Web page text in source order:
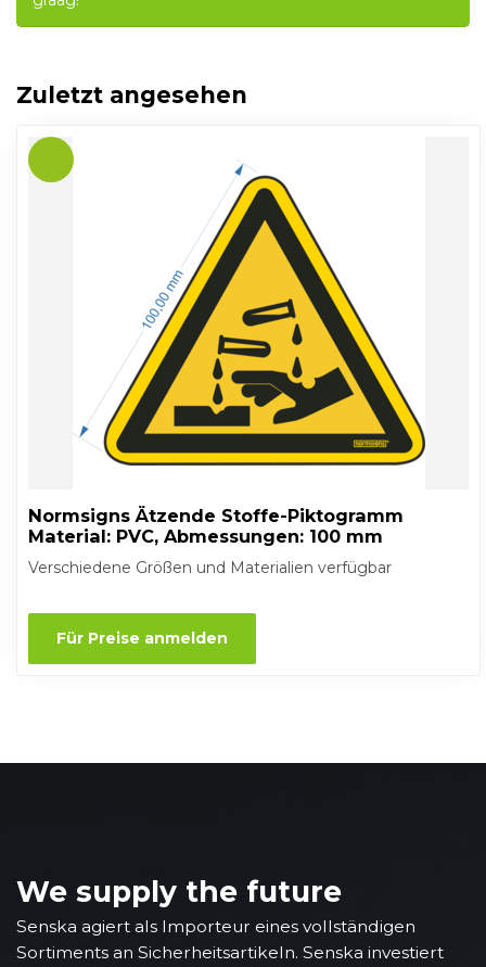
Zuletzt angesehen
Normsigns Ätzende Stoffe-Piktogramm
Material: PVC, Abmessungen: 100 mm
Verschiedene Größen und Materialien verfügbar
Für Preise anmelden
We supply the future
Senska agiert als Importeur eines vollständigen
Sortiments an Sicherheitsartikeln. Senska investiert